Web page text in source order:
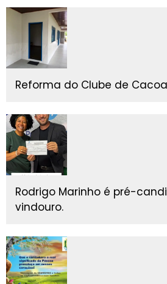
Reforma do Clube de
Rodrigo Marinho é pré-
vindouro.